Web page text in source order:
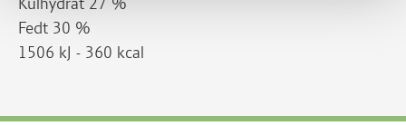
Fedt 30 %
1506 kJ - 360 kcal